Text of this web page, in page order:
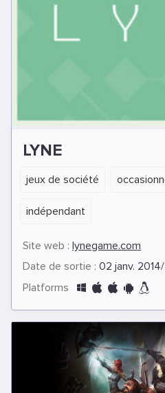
LYNE
jeux de société
indépendant
Site web : lynegame.com
Date de sortie : 02 janv.
Platforms